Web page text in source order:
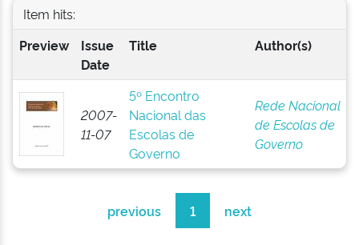
Item hits:
Preview
Issue
Date
Title Author(s)
2007-
11-07
5º Encontro
Nacional das
Escolas de
Governo
Rede Nacional
de Escolas de
Governo
previous 1 next